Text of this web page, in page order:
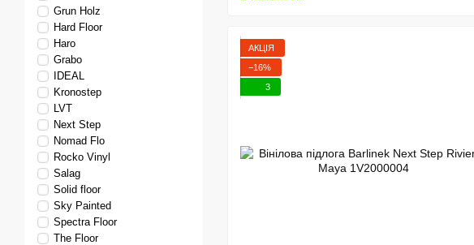
АКЦІЯ
−16%
3
Grun Holz
Hard Floor
Haro
Grabo
IDEAL
Kronostep
LVT
Next Step
Nomad Flo
Rocko Vinyl
Salag
Solid floor
Sky Painted
Spectra Floor
The Floor